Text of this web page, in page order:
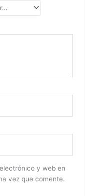
y web en
vez que comente.